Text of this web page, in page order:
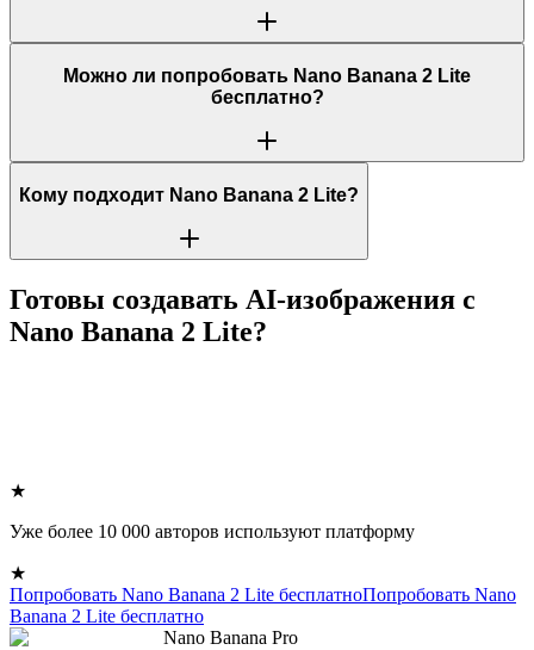
Можно ли попробовать Nano Banana 2 Lite
бесплатно?
Кому подходит Nano Banana 2 Lite?
Готовы создавать AI-изображения с
Nano Banana 2 Lite?
★
Уже более 10 000 авторов используют платформу
★
Попробовать Nano Banana 2 Lite бесплатноПопробовать Nano
Banana 2 Lite бесплатно
Nano Banana Pro